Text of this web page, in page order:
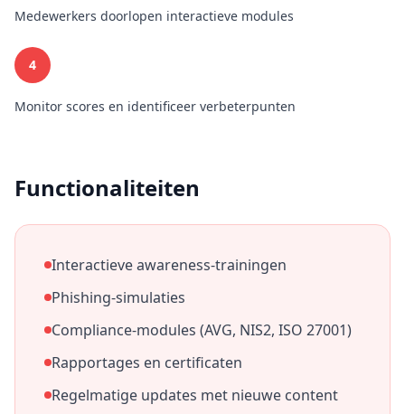
Medewerkers doorlopen interactieve modules
4
Monitor scores en identificeer verbeterpunten
Functionaliteiten
Interactieve awareness-trainingen
Phishing-simulaties
Compliance-modules (AVG, NIS2, ISO 27001)
Rapportages en certificaten
Regelmatige updates met nieuwe content